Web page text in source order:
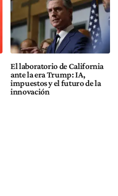
El laboratorio de California
ante la era Trump: IA,
impuestos y el futuro de la
innovación